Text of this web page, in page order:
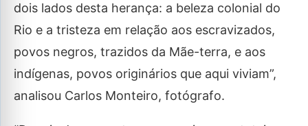
dois lados desta herança: a beleza colonial do
Rio e a tristeza em relação aos escravizados,
povos negros, trazidos da Mãe-terra, e aos
indígenas, povos originários que aqui viviam”,
analisou Carlos Monteiro, fotógrafo.